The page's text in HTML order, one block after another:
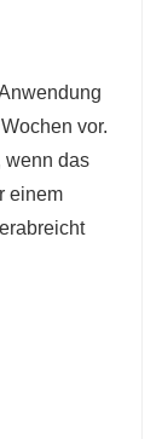
vor.
wenn das
einem